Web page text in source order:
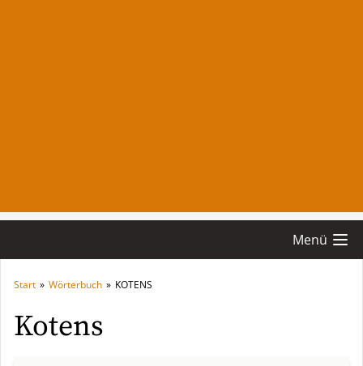
Menü
Start » Wörterbuch » KOTENS
Kotens